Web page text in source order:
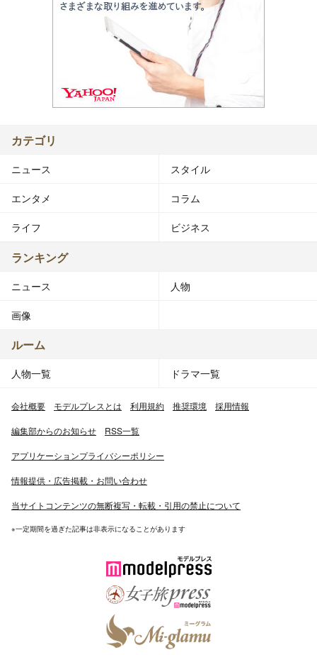
カテゴリ
ニュース スタイル
エンタメ コラム
ライフ ビジネス
ランキング
ニュース 人物
画像
ルーム
人物一覧 ドラマ一覧
会社概要 モデルプレスとは 利用規約 推奨環境 採用情報
編集部からのお知らせ RSS一覧
アプリケーションプライバシーポリシー
情報提供・広告掲載・お問い合わせ
当サイトコンテンツの無断複写・転載・引用の禁止について
※一定期間を過ぎた記事は非表示になることがあります